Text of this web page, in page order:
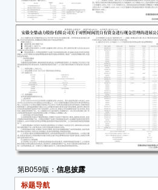
第B059版： 信息披露
标题导航